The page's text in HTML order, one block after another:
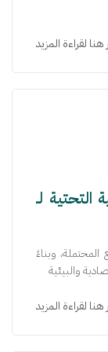
هنا لقراءة المزيد
التحتية لـ
وبناءً
والبيئية
هنا لقراءة المزيد